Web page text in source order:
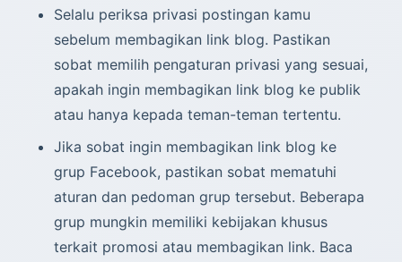
Selalu periksa privasi postingan kamu
sebelum membagikan link blog. Pastikan
sobat memilih pengaturan privasi yang sesuai,
apakah ingin membagikan link blog ke publik
atau hanya kepada teman-teman tertentu.
Jika sobat ingin membagikan link blog ke
grup Facebook, pastikan sobat mematuhi
aturan dan pedoman grup tersebut. Beberapa
grup mungkin memiliki kebijakan khusus
terkait promosi atau membagikan link. Baca